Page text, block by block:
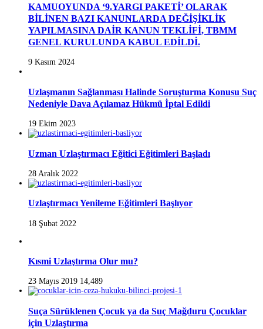
KAMUOYUNDA ‘9.YARGI PAKETİ’ OLARAK
BİLİNEN BAZI KANUNLARDA DEĞİŞİKLİK
YAPILMASINA DAİR KANUN TEKLİFİ, TBMM
GENEL KURULUNDA KABUL EDİLDİ.
9 Kasım 2024
Uzlaşmanın Sağlanması Halinde Soruşturma Konusu Suç
Nedeniyle Dava Açılamaz Hükmü İptal Edildi
19 Ekim 2023
Uzman Uzlaştırmacı Eğitici Eğitimleri Başladı
28 Aralık 2022
Uzlaştırmacı Yenileme Eğitimleri Başlıyor
18 Şubat 2022
Kısmi Uzlaştırma Olur mu?
23 Mayıs 2019 14,489
Suça Sürüklenen Çocuk ya da Suç Mağduru Çocuklar
için Uzlaştırma